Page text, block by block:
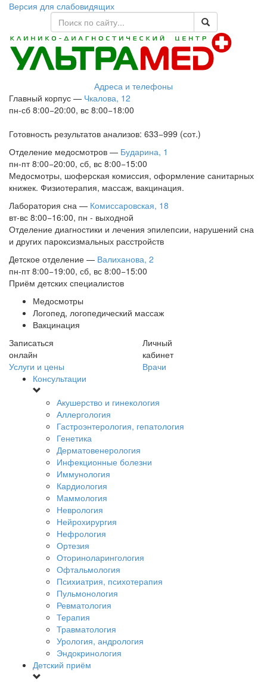
Версия для слабовидящих
Адреса и телефоны
Главный корпус — Чкалова, 12
пн-сб 8:00−20:00, вс 8:00−18:00
Готовность результатов анализов: 633−999 (сот.)
Отделение медосмотров — Бударина, 1
пн-пт 8:00−20:00, сб, вс 8:00−15:00
Медосмотры, шоферская комиссия, оформление санитарных
книжек. Физиотерапия, массаж, вакцинация.
Лаборатория сна — Комиссаровская, 18
вт-вс 8:00−16:00, пн - выходной
Отделение диагностики и лечения эпилепсии, нарушений сна
и других пароксизмальных расстройств
Детское отделение — Валиханова, 2
пн-пт 8:00−19:00, сб, вс 8:00−15:00
Приём детских специалистов
Медосмотры
Логопед, логопедический массаж
Вакцинация
Записаться
онлайн
Личный
кабинет
Услуги и цены
Врачи
Консультации
Акушерство и гинекология
Аллергология
Гастроэнтерология, гепатология
Генетика
Дерматовенерология
Инфекционные болезни
Иммунология
Кардиология
Маммология
Неврология
Нейрохирургия
Нефрология
Ортезия
Оториноларингология
Офтальмология
Психиатрия, психотерапия
Пульмонология
Ревматология
Терапия
Травматология
Урология, андрология
Эндокринология
Детский приём